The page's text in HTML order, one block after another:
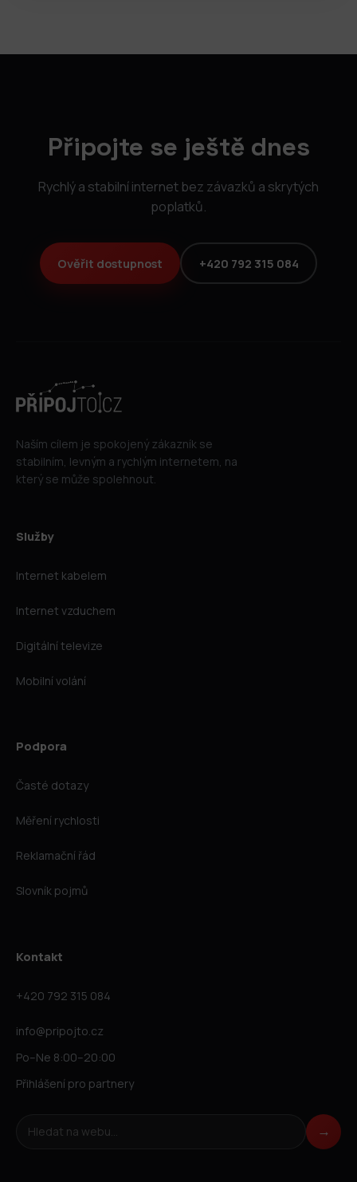
Připojte se ještě dnes
Rychlý a stabilní internet bez závazků a skrytých
poplatků.
Ověřit dostupnost +420 792 315 084
Naším cílem je spokojený zákazník se
stabilním, levným a rychlým internetem, na
který se může spolehnout.
Služby
Internet kabelem
Internet vzduchem
Digitální televize
Mobilní volání
Podpora
Časté dotazy
Měření rychlosti
Reklamační řád
Slovník pojmů
Kontakt
+420 792 315 084
info@pripojto.cz
Po–Ne 8:00–20:00
Přihlášení pro partnery
Hledat na webu →